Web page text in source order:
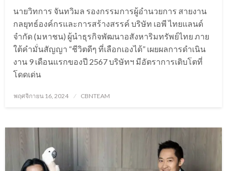
นายวิทการ จันทวิมล รองกรรมการผู้อำนวยการ สายงาน
กลยุทธ์องค์กรและการสร้างสรรค์ บริษัท เอพี ไทยแลนด์
จำกัด (มหาชน) ผู้นำธุรกิจพัฒนาอสังหาริมทรัพย์ไทย ภาย
ใต้คำมั่นสัญญา “ชีวิตดีๆ ที่เลือกเองได้” เผยผลการดำเนิน
งาน 9 เดือนแรกของปี 2567 บริษัทฯ มีอัตราการเติบโตที่
โดดเด่น
Posted
พฤศจิกายน 16, 2024 CBNTEAM